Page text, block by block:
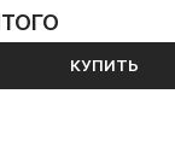
КУПИТЬ